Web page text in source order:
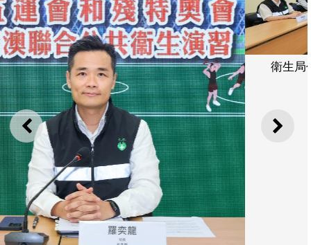
上一則 下一
衛生局代表參與粵港澳三地聯合舉行公共衛生演